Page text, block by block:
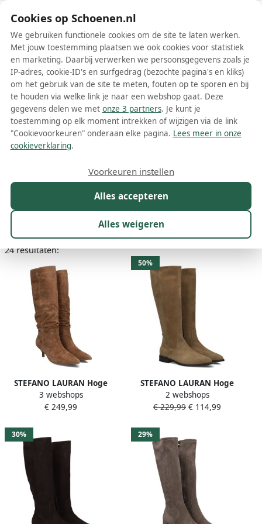
Schoenen.nl
Wis filters Alle filters
Bruine Stefano Lauran dames
laarzen
Meer lezen
Hoge laarzen
24 resultaten:
STEFANO LAURAN Hoge
Laarzen Dames E25555
Maat: 35 Materiaal: Suède
3 webshops
€ 249,99
50%
STEFANO LAURAN Hoge
Laarzen Dames 011-204
Maat: 40 Materiaal: Suède
2 webshops
€ 229,99 € 114,99
30% 29%
Cookies op Schoenen.nl
We gebruiken functionele cookies om de site te laten werken.
Met jouw toestemming plaatsen we ook cookies voor statistiek
en marketing. Daarbij verwerken we persoonsgegevens zoals je
IP-adres, cookie-ID's en surfgedrag (bezochte pagina's en kliks)
om het gebruik van de site te meten, fouten op te sporen en bij
te houden via welke link je naar een webshop gaat. Deze
gegevens delen we met onze 3 partners. Je kunt je
toestemming op elk moment intrekken of wijzigen via de link
"Cookievoorkeuren" onderaan elke pagina. Lees meer in onze
cookieverklaring.
Alles accepteren
Alles weigeren
Voorkeuren instellen